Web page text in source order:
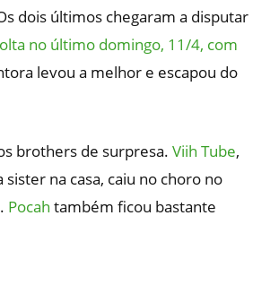
dois últimos chegaram a disputar
no último domingo, 11/4, com
levou a melhor e escapou do
brothers de surpresa. Viih Tube,
na casa, caiu no choro no
Pocah também ficou bastante